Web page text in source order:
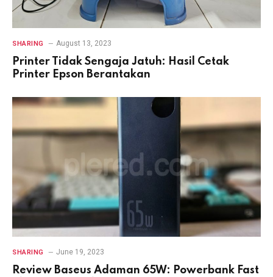
SHARING August 13, 2023
Printer Tidak Sengaja Jatuh: Hasil Cetak
Printer Epson Berantakan
SHARING June 19, 2023
Review Baseus Adaman 65W: Powerbank Fast